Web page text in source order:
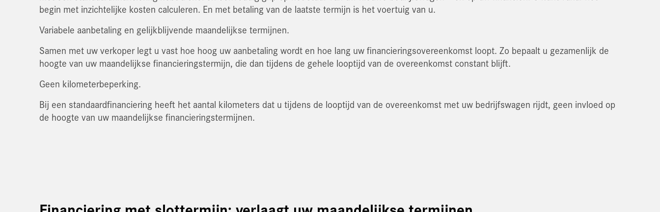
begin met inzichtelijke kosten calculeren. En met betaling van de laatste termijn is het voertuig van u.
Variabele aanbetaling en gelijkblijvende maandelijkse termijnen.
Samen met uw verkoper legt u vast hoe hoog uw aanbetaling wordt en hoe lang uw financieringsovereenkomst loopt. Zo bepaalt u gezamenlijk de
hoogte van uw maandelijkse financieringstermijn, die dan tijdens de gehele looptijd van de overeenkomst constant blijft.
Geen kilometerbeperking.
Bij een standaardfinanciering heeft het aantal kilometers dat u tijdens de looptijd van de overeenkomst met uw bedrijfswagen rijdt, geen invloed op
de hoogte van uw maandelijkse financieringstermijnen.